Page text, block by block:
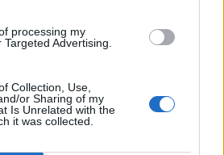
processing my
Advertising.
Collection, Use,
or Sharing of my
Is Unrelated with the
it was collected.